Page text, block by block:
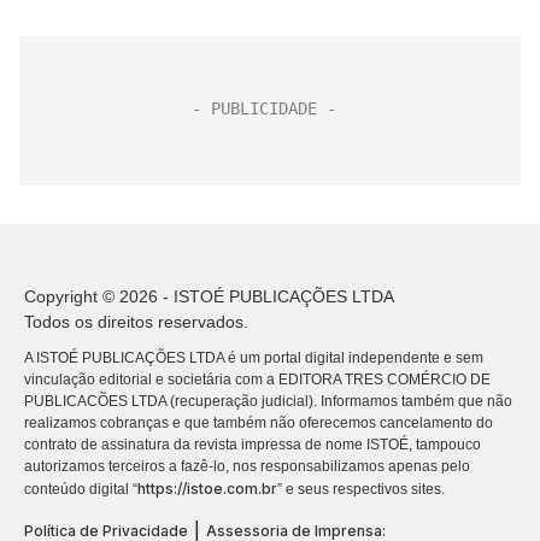
Copyright © 2026 - ISTOÉ PUBLICAÇÕES LTDA
Todos os direitos reservados.
A ISTOÉ PUBLICAÇÕES LTDA é um portal digital independente e sem
vinculação editorial e societária com a EDITORA TRES COMÉRCIO DE
PUBLICACÕES LTDA (recuperação judicial). Informamos também que não
realizamos cobranças e que também não oferecemos cancelamento do
contrato de assinatura da revista impressa de nome ISTOÉ, tampouco
autorizamos terceiros a fazê-lo, nos responsabilizamos apenas pelo
conteúdo digital “https://istoe.com.br” e seus respectivos sites.
Política de Privacidade
Assessoria de Imprensa: